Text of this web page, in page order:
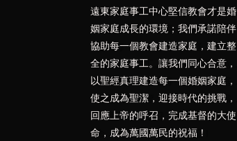
遠東家庭事工中心堅信教會才是婚
姻家庭成長的環境；我們承諾陪伴
協助每一個教會建造家庭，建立整
全的家庭事工。讓我們同心合意，
以聖經真理建造每一個婚姻家庭，
使之成為聖潔，迎接時代的挑戰，
回應上帝的呼召，完成基督的大使
命，成為萬國萬民的祝福！